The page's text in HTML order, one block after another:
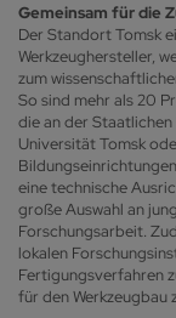
Gemeinsam für die
Der Standort Tomsk
Werkzeughersteller,
zum
So sind mehr als 20
die an der
Universität Tomsk
eine technische
große Auswahl an
Forschungsarbeit.
lokalen
Fertigungsverfahren
für den Werkzeugbau